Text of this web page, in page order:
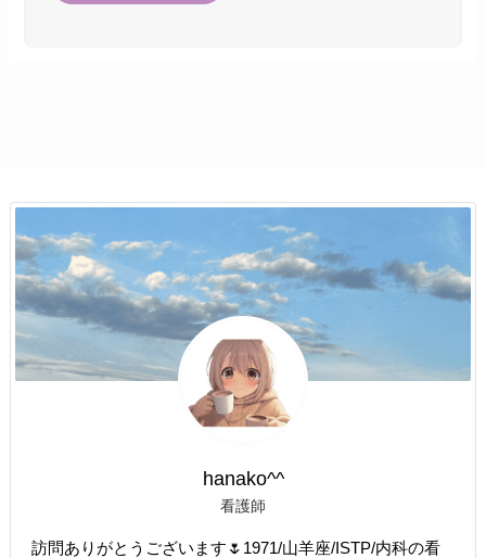
hanako^^
看護師
訪問ありがとうございます🌷1971/山羊座/ISTP/内科の看